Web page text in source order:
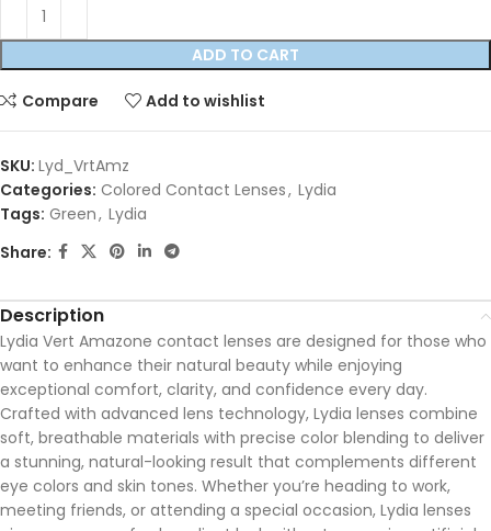
ADD TO CART
Compare Add to wishlist
SKU: Lyd_VrtAmz
Categories: Colored Contact Lenses, Lydia
Tags: Green, Lydia
Share:
Description
Lydia Vert Amazone contact lenses are designed for those who
want to enhance their natural beauty while enjoying
exceptional comfort, clarity, and confidence every day.
Crafted with advanced lens technology, Lydia lenses combine
soft, breathable materials with precise color blending to deliver
a stunning, natural-looking result that complements different
eye colors and skin tones. Whether you’re heading to work,
meeting friends, or attending a special occasion, Lydia lenses